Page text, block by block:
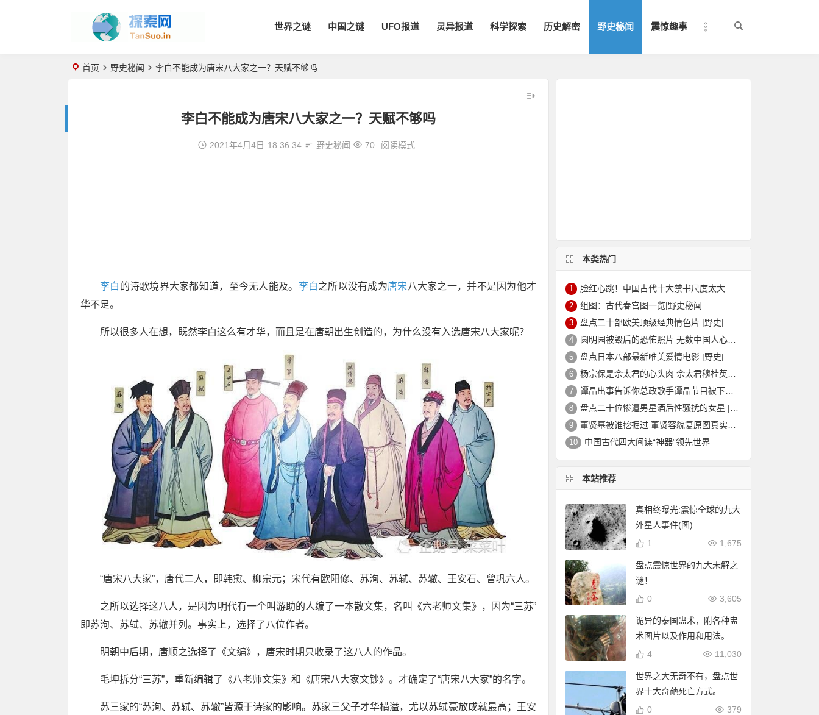
世界之谜 中国之谜 UFO报道 灵异报道 科学探索 历史解密 野史秘闻 震惊趣事
首页 野史秘闻 李白不能成为唐宋八大家之一？天赋不够吗
李白不能成为唐宋八大家之一？天赋不够吗
2021年4月4日 18:36:34 野史秘闻 70 阅读模式
李白 的诗歌境界大家都知道，至今无人能及。 李白之所以没有成为唐宋 八大家之一，并不是因为他才
华不足。
所以很多人在想，既然李白这么有才华，而且是在唐朝出生创造的，为什么没有入选唐宋八大家呢？
“唐宋八大家”，唐代二人，即韩愈、柳宗元；宋代有欧阳修、苏洵、苏轼、苏辙、王安石、曾巩六人。
之所以选择这八人，是因为明代有一个叫游助的人编了一本散文集，名叫《六老师文集》，因为“三苏”
即苏洵、苏轼、苏辙并列。事实上，选择了八位作者。
明朝中后期，唐顺之选择了《文编》，唐宋时期只收录了这八人的作品。
毛坤拆分“三苏”，重新编辑了《八老师文集》和《唐宋八大家文钞》。才确定了“唐宋八大家”的名字。
苏三家的“苏洵、苏轼、苏辙”皆源于诗家的影响。苏家三父子才华横溢，尤以苏轼豪放成就最高；王安
本类热门
1 脸红心跳！中国古代十大禁书尺度太大
2 组图：古代春宫图一览|野史秘闻
3 盘点二十部欧美顶级经典情色片 |野史|
4 圆明园被毁后的恐怖照片 无数中国人心中的痛
5 盘点日本八部最新唯美爱情电影 |野史|
6 杨宗保是佘太君的心头肉 佘太君穆桂英的故事|野史秘闻
7 谭晶出事告诉你总政歌手谭晶节目被下架的真相
8 盘点二十位惨遭男星酒后性骚扰的女星 |野史|
9 董贤墓被谁挖掘过 董贤容貌复原图真实外貌|野史秘闻
10 中国古代四大间谍“神器”领先世界
本站推荐
真相终曝光:震惊全球的九大
外星人事件(图)
1,675
1
盘点震惊世界的九大未解之
谜！
3,605
0
诡异的泰国蛊术，附各种盅
术图片以及作用和用法。
11,030
4
世界之大无奇不有，盘点世
界十大奇葩死亡方式。
379
0